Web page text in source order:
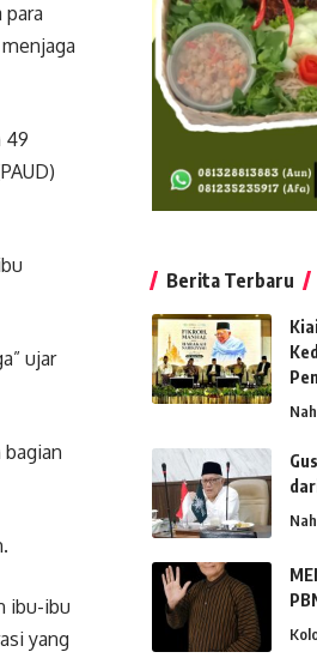
49
ujar
ibu-ibu
yang
Berita Terbaru